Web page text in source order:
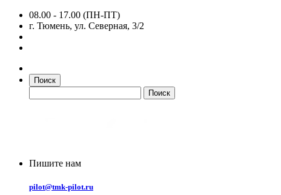
08.00 - 17.00 (ПН-ПТ)
г. Тюмень, ул. Северная, 3/2
Поиск
Пишите нам
pilot@tmk-pilot.ru